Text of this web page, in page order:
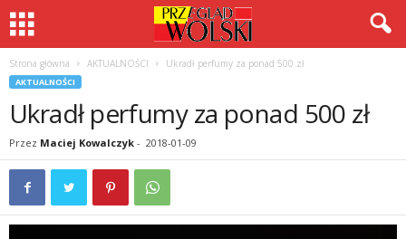
Strona główna AKTUALNOŚCI Ukradł perfumy za ponad 500 zł
AKTUALNOŚCI
Ukradł perfumy za ponad 500 zł
Przez Maciej Kowalczyk - 2018-01-09